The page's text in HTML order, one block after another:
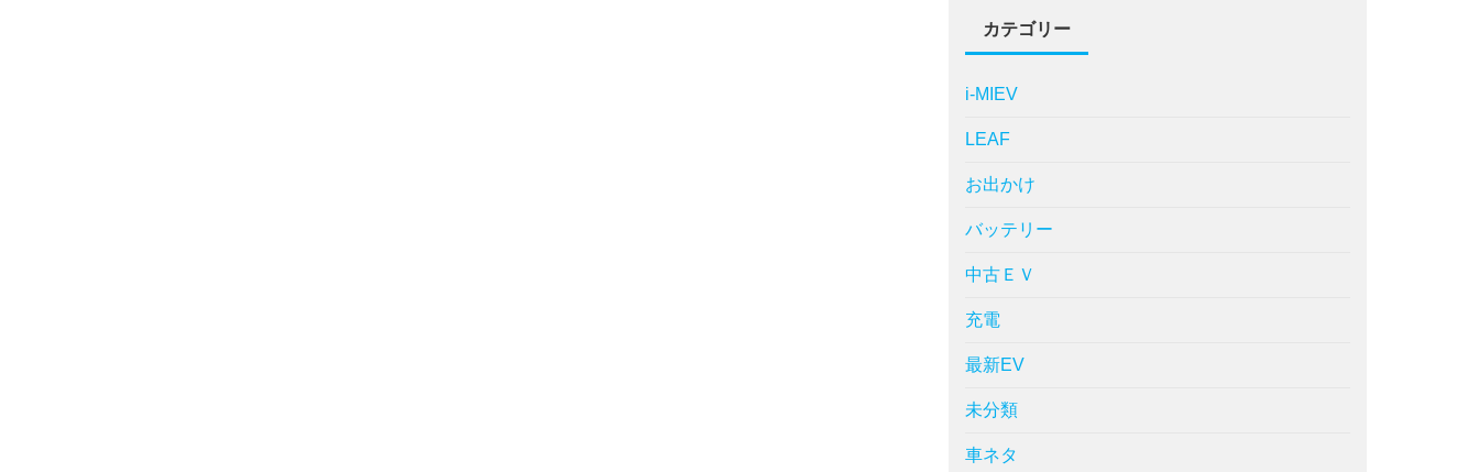
カテゴリー
i-MIEV
LEAF
お出かけ
バッテリー
中古ＥＶ
充電
最新EV
未分類
車ネタ